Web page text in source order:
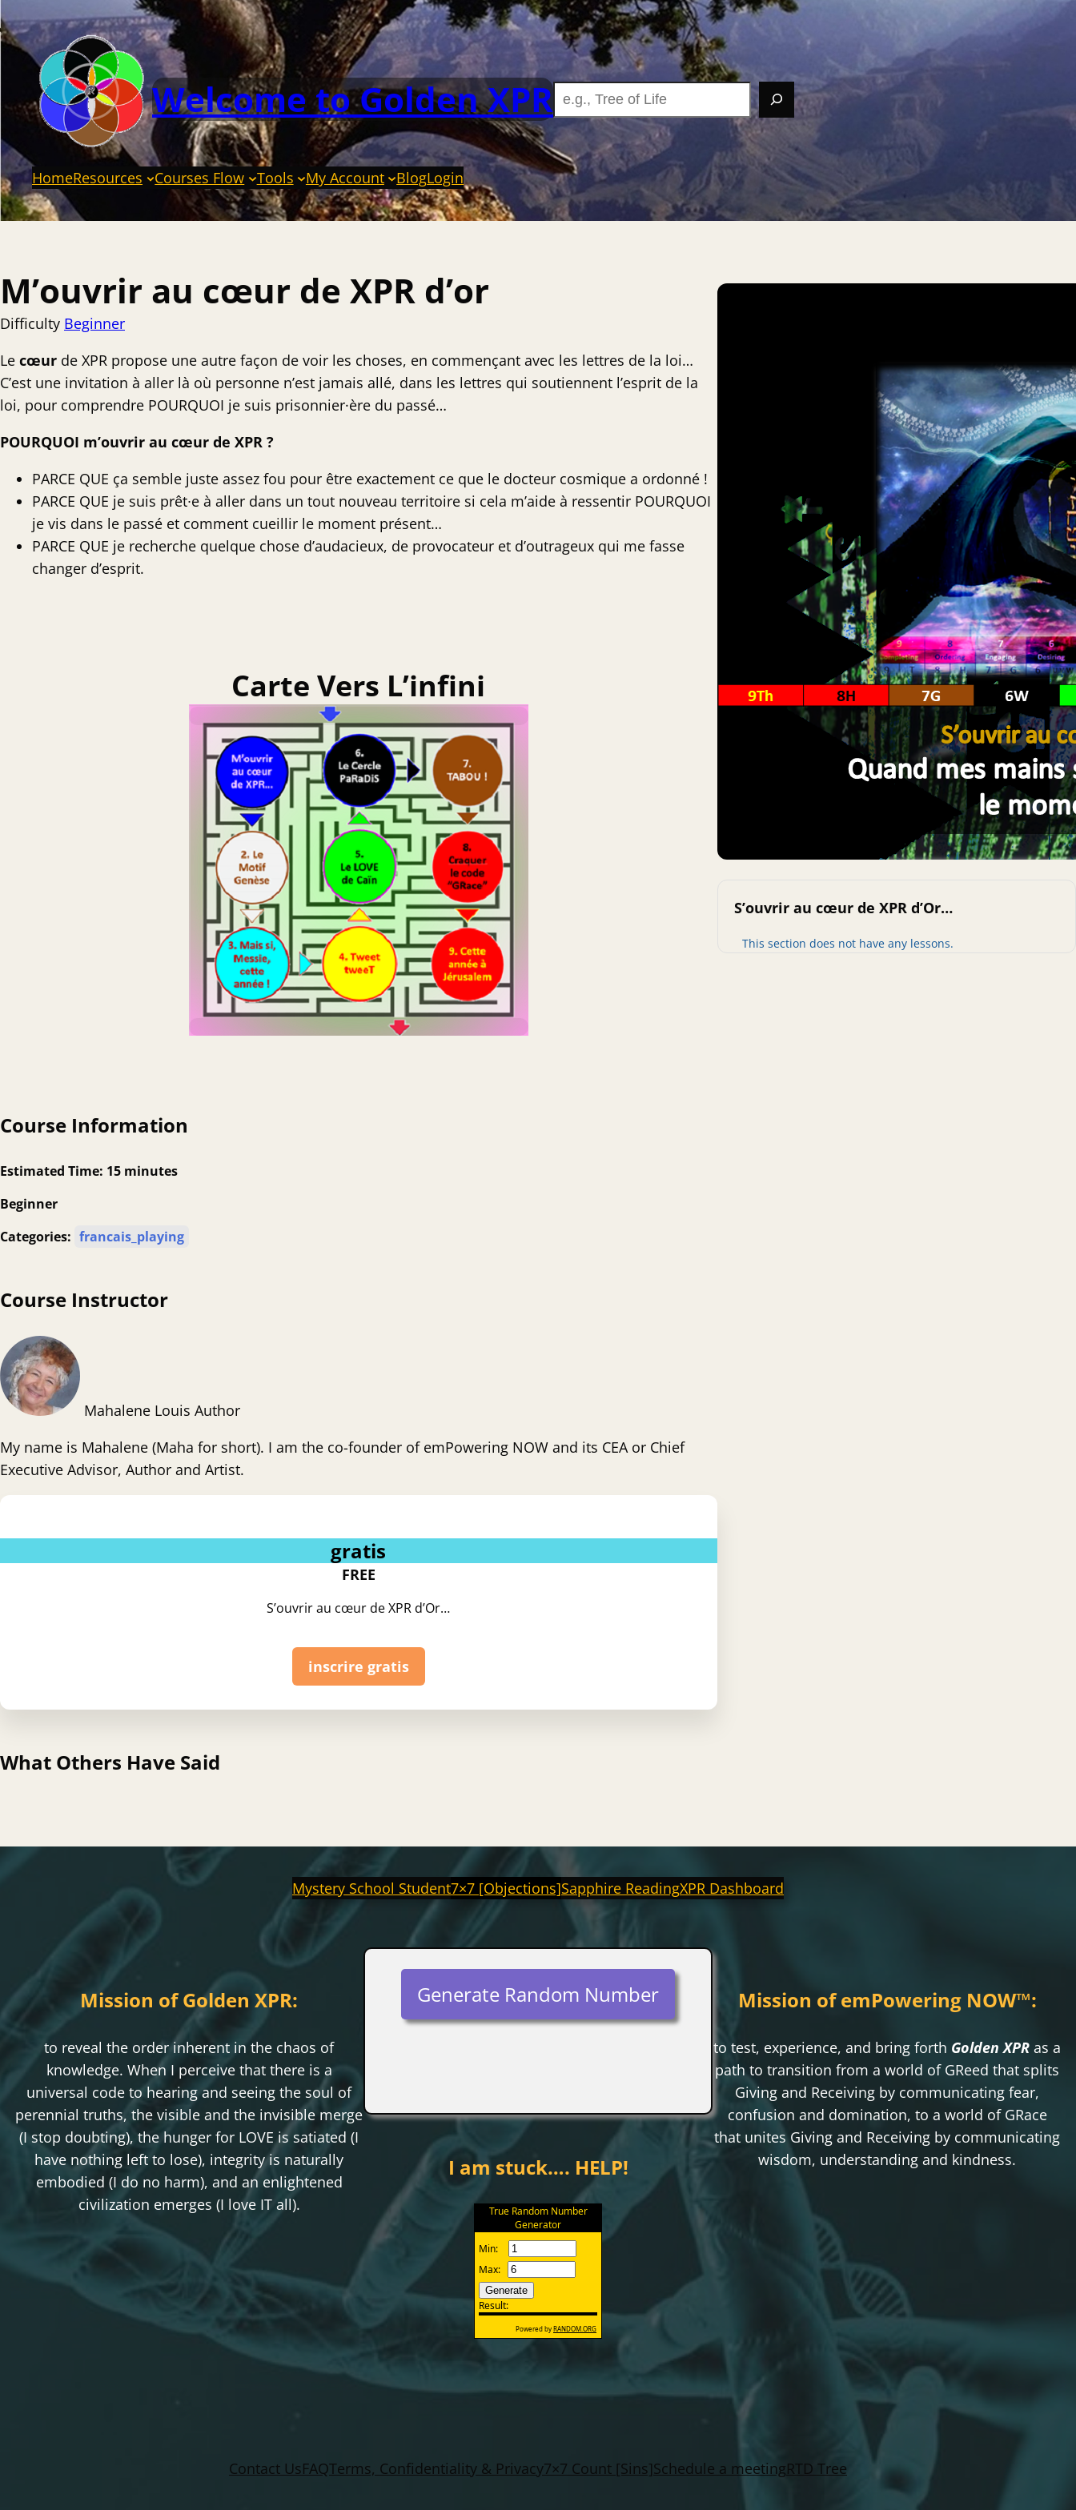
Welcome to Golden XPR
HomeResources Courses Flow Tools My Account BlogLogin
M’ouvrir au cœur de XPR d’or
Difficulty Beginner
Le cœur de XPR propose une autre façon de voir les choses, en commençant avec les lettres de la loi…
C’est une invitation à aller là où personne n’est jamais allé, dans les lettres qui soutiennent l’esprit de la
loi, pour comprendre POURQUOI je suis prisonnier·ère du passé…
POURQUOI m’ouvrir au cœur de XPR ?
PARCE QUE ça semble juste assez fou pour être exactement ce que le docteur cosmique a ordonné !
PARCE QUE je suis prêt∙e à aller dans un tout nouveau territoire si cela m’aide à ressentir POURQUOI
je vis dans le passé et comment cueillir le moment présent…
PARCE QUE je recherche quelque chose d’audacieux, de provocateur et d’outrageux qui me fasse
changer d’esprit.
Carte Vers L’infini
Course Information
Estimated Time: 15 minutes
Beginner
Categories: francais_playing
Course Instructor
Mahalene Louis Author
My name is Mahalene (Maha for short). I am the co-founder of emPowering NOW and its CEA or Chief
Executive Advisor, Author and Artist.
gratis
FREE
S’ouvrir au cœur de XPR d’Or…
inscrire gratis
What Others Have Said
S’ouvrir au cœur de XPR d’Or…
This section does not have any lessons.
Mystery School Student7×7 [Objections]Sapphire ReadingXPR Dashboard
Mission of Golden XPR:
to reveal the order inherent in the chaos of
knowledge. When I perceive that there is a
universal code to hearing and seeing the soul of
perennial truths, the visible and the invisible merge
(I stop doubting), the hunger for LOVE is satiated (I
have nothing left to lose), integrity is naturally
embodied (I do no harm), and an enlightened
civilization emerges (I love IT all).
Generate Random Number
I am stuck…. HELP!
Mission of emPowering NOW™:
to test, experience, and bring forth Golden XPR as a
path to transition from a world of GReed that splits
Giving and Receiving by communicating fear,
confusion and domination, to a world of GRace
that unites Giving and Receiving by communicating
wisdom, understanding and kindness.
Contact UsFAQTerms, Confidentiality & Privacy7×7 Count [Sins]Schedule a meetingRTD Tree